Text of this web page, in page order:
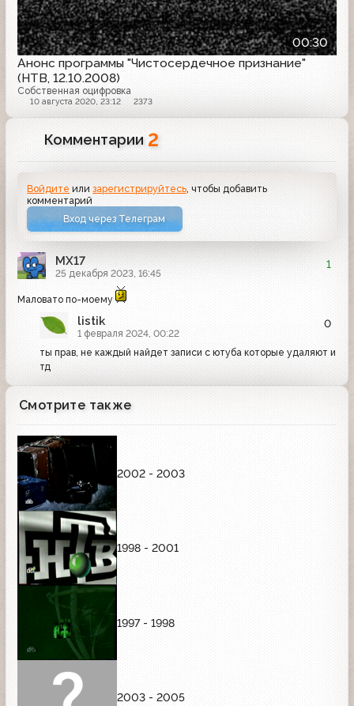
00:30
Анонс программы "Чистосердечное признание"
(НТВ, 12.10.2008)
Собственная оцифровка
10 августа 2020, 23:12 2373
Комментарии 2
Войдите илизарегистрируйтесь , чтобы добавить
комментарий
Вход через Телеграм
MX17
25 декабря 2023, 16:45
1
Маловато по-моему
listik
1 февраля 2024, 00:22
0
ты прав, не каждый найдет записи с ютуба которые удаляют и
тд
Смотрите также
2002 - 2003
1998 - 2001
1997 - 1998
2003 - 2005